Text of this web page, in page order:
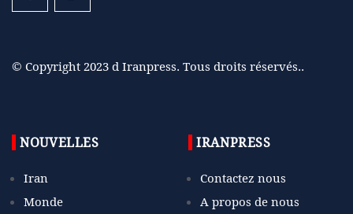
© Copyright 2023 d Iranpress. Tous droits réservés..
NOUVELLES
Iran
Monde
IRANPRESS
Contactez nous
A propos de nous